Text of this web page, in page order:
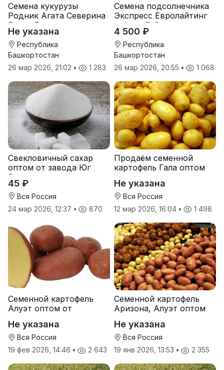
Семена кукурузы
Родник Агата Северина
Берта Вилора
Прохладненский Дарина
Росс Машук Катерина
Не указана
Республика
Башкортостан
26 мар 2026, 21:02 • 1 283
Семена подсолнечника
Экспресс Евролайтинг
гибрид F-G+
4 500 ₽
Республика
Башкортостан
26 мар 2026, 20:55 • 1 068
Свекловичный сахар
оптом от завода Юг
Руси
45 ₽
Вся Россия
24 мар 2026, 12:37 • 870
Продаём семенной
картофель Гала оптом
Не указана
Вся Россия
12 мар 2026, 16:04 • 1 498
Семенной картофель
Алуэт оптом от
Не указана
Вся Россия
19 фев 2026, 14:46 • 2 643
Семенной картофель
Аризона, Алуэт оптом
Не указана
Вся Россия
19 янв 2026, 13:53 • 2 355